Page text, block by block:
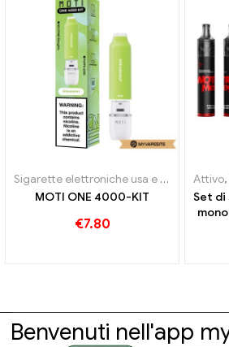
Sigarette elettroniche usa e getta ,
MOTI ONE 4000-KIT
€7.80
Attivo,
Set di
Benvenuti nell'app